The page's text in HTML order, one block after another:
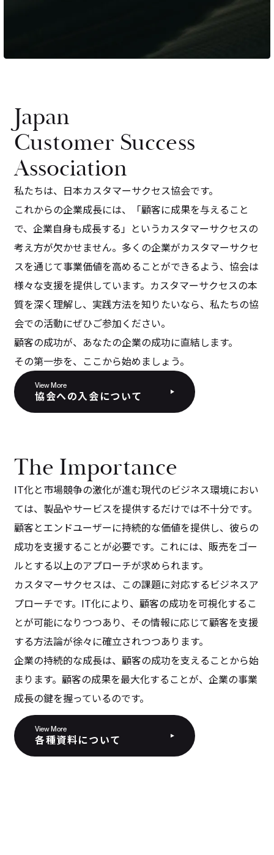
Japan
Customer Success
Association
私たちは、日本カスタマーサクセス協会です。
これからの企業成長には、「顧客に成果を与えること
で、企業自身も成長する」というカスタマーサクセスの
考え方が欠かせません。多くの企業がカスタマーサクセ
スを通じて事業価値を高めることができるよう、協会は
様々な支援を提供しています。カスタマーサクセスの本
質を深く理解し、実践方法を知りたいなら、私たちの協
会での活動にぜひご参加ください。
顧客の成功が、あなたの企業の成功に直結します。
その第一歩を、ここから始めましょう。
View More
協会への入会について
The Importance
IT化と市場競争の激化が進む現代のビジネス環境におい
ては、製品やサービスを提供するだけでは不十分です。
顧客とエンドユーザーに持続的な価値を提供し、彼らの
成功を支援することが必要です。これには、販売をゴー
ルとする以上のアプローチが求められます。
カスタマーサクセスは、この課題に対応するビジネスア
プローチです。IT化により、顧客の成功を可視化するこ
とが可能になりつつあり、その情報に応じて顧客を支援
する方法論が徐々に確立されつつあります。
企業の持続的な成長は、顧客の成功を支えることから始
まります。顧客の成果を最大化することが、企業の事業
成長の鍵を握っているのです。
View More
各種資料について